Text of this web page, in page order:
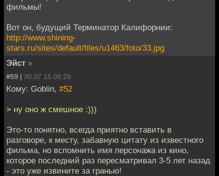
фильмы!
Вот он, будущий Терминатор Калифорнии:
http://www.shining-
stars.ru/sites/default/files/u1463/foto/33.jpg
Эйст »
#59 | 30.07.15 08:29
Кому: Goblin, #52
> ну оно ж смешное :)))
Это-то понятно, всегда приятно вставить в
разговоре, к месту, забавную цитату из известного
фильма, но вспомнить имя персонажа из кино,
которое последний раз пересматривал 3-5 лет назад
- это уже извините за гранью!